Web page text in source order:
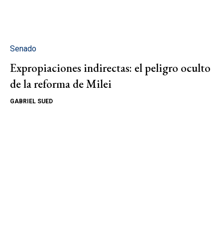
Senado
Expropiaciones indirectas: el peligro oculto
de la reforma de Milei
GABRIEL SUED